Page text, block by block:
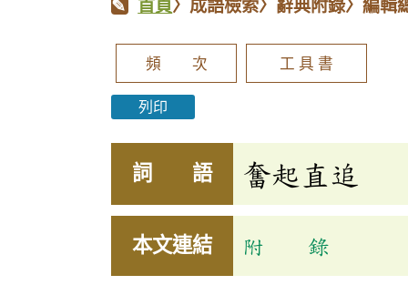
首頁〉成語檢索〉辭典附錄〉編輯
頻 次 工 具 書
列印
詞 語 奮起直追
本文連結 附 錄